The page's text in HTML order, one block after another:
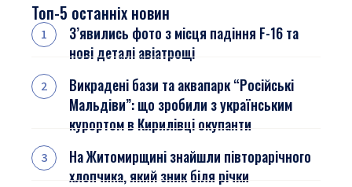
Топ-5 останніх новин
З’явились фото з місця падіння F-16 та
нові деталі авіатрощі
Викрадені бази та аквапарк “Російські
Мальдіви”: що зробили з українським
курортом в Кирилівці окупанти
На Житомирщині знайшли півторарічного
хлопчика, який зник біля річки